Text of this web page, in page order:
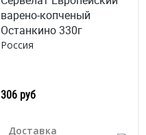
варено-копченый
Останкино 330г
Россия
306 руб
Доставка